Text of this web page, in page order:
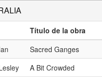
Título de la obra
Sacred Ganges
A Bit Crowded